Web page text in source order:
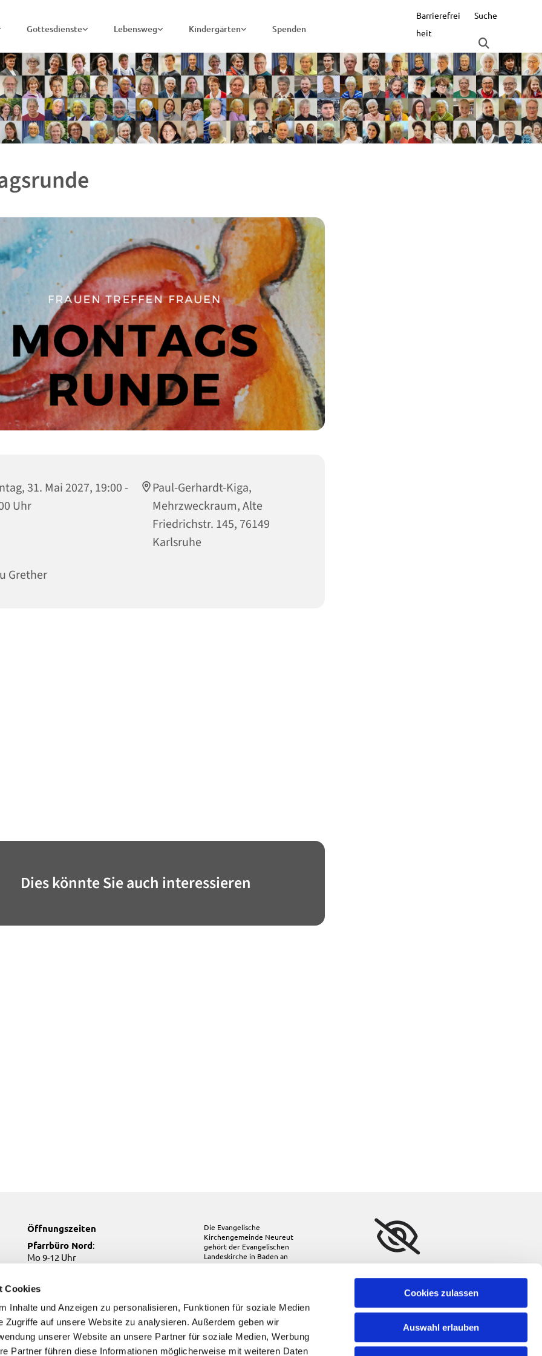
Cookies
Inhalte und Anzeigen zu personalisieren, Funktionen für soziale Medien
Zugriffe auf unsere Website zu analysieren. Außerdem geben wir
unserer Website an unsere Partner für soziale Medien, Werbung
Partner führen diese Informationen möglicherweise mit weiteren Daten
Cookies zulassen
Auswahl erlauben
Gottesdienste Lebensweg Kindergärten Spenden
Barrierefrei
heit
Suche
31. Mai 2027, 19:00 -
Uhr
Paul-Gerhardt-Kiga,
Mehrzweckraum, Alte
Friedrichstr. 145, 76149
Karlsruhe
Grether
Dies könnte Sie auch interessieren
Öffnungszeiten
Pfarrbüro Nord:
Mo 9-12 Uhr
Pfarrbüro Kirchfeld:
Do, Fr 9-12 Uhr
Pfarrbüro Süd :
Di, Fr 9-12 Uhr
Die Evangelische
Kirchengemeinde Neureut
gehört der Evangelischen
Landeskirche in Baden an
Bitte akzeptieren Sie
Marketing-Cookies, um
diese Karte anzuzeigen.
Accept cookies